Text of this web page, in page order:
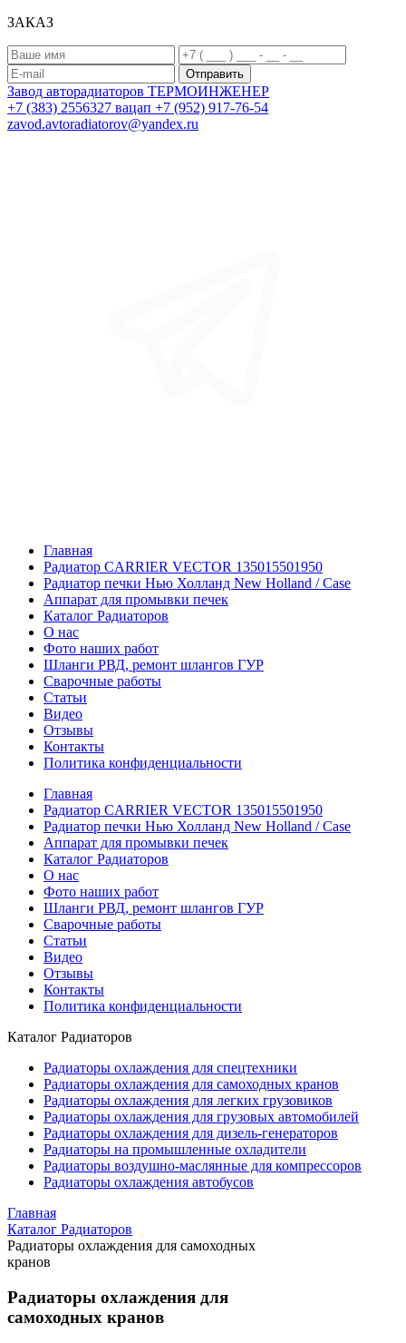
ЗАКАЗ
Завод авторадиаторов ТЕРМОИНЖЕНЕР
+7 (383) 2556327 вацап +7 (952) 917-76-54
zavod.avtoradiatorov@yandex.ru
Главная
Радиатор CARRIER VECTOR 135015501950
Радиатор печки Нью Холланд New Holland / Case
Аппарат для промывки печек
Каталог Радиаторов
О нас
Фото наших работ
Шланги РВД, ремонт шлангов ГУР
Сварочные работы
Статьи
Видео
Отзывы
Контакты
Политика конфиденциальности
Главная
Радиатор CARRIER VECTOR 135015501950
Радиатор печки Нью Холланд New Holland / Case
Аппарат для промывки печек
Каталог Радиаторов
О нас
Фото наших работ
Шланги РВД, ремонт шлангов ГУР
Сварочные работы
Статьи
Видео
Отзывы
Контакты
Политика конфиденциальности
Каталог Радиаторов
Радиаторы охлаждения для спецтехники
Радиаторы охлаждения для самоходных кранов
Радиаторы охлаждения для легких грузовиков
Радиаторы охлаждения для грузовых автомобилей
Радиаторы охлаждения для дизель-генераторов
Радиаторы на промышленные охладители
Радиаторы воздушно-маслянные для компрессоров
Радиаторы охлаждения автобусов
Главная
Каталог Радиаторов
Радиаторы охлаждения для самоходных
кранов
Радиаторы охлаждения для
самоходных кранов